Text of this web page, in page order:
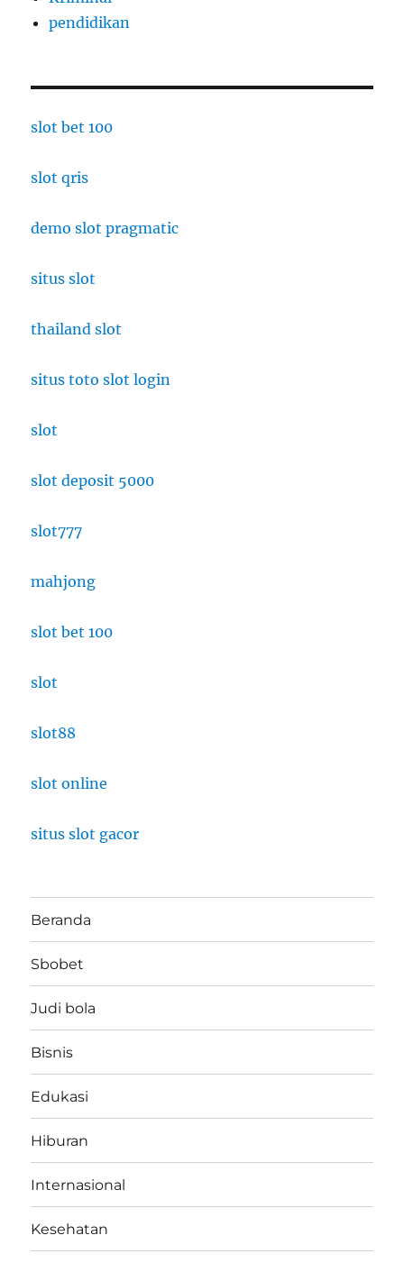
pendidikan
slot bet 100
slot qris
demo slot pragmatic
situs slot
thailand slot
situs toto slot login
slot
slot deposit 5000
slot777
mahjong
slot bet 100
slot
slot88
slot online
situs slot gacor
Beranda
Sbobet
Judi bola
Bisnis
Edukasi
Hiburan
Internasional
Kesehatan